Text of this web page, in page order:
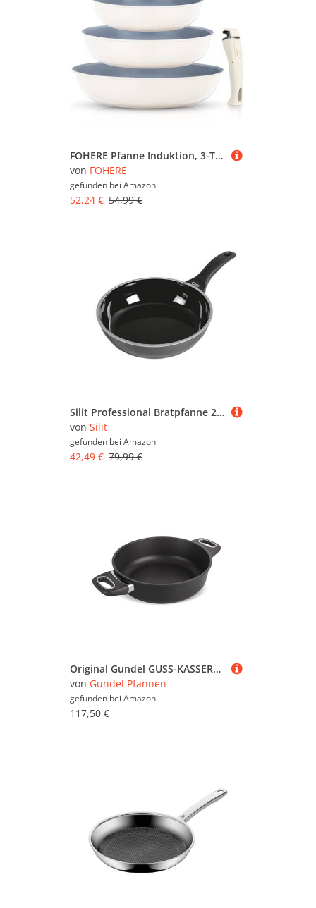
FOHERE Pfanne Induktion, 3-Teiliges Pfannenset Induktion mit abnehmbarem Griff, Bratpfanne 28/24/20 CM für alle Herdarten, Ceramic Antihaftbeschichtung Pfanne, Backofenfest, Spülmaschinenfest, Grau
von FOHERE
gefunden bei Amazon
52,24 € 54,99 €
Silit Professional Bratpfanne 24 cm hoch, Silargan Funktionskeramik, Induktion, Silargan Pfanne Kunststoffgriff, schwarz, 2,2l
von Silit
gefunden bei Amazon
42,49 € 79,99 €
Original Gundel GUSS-KASSEROLLE INDUKTION, Pfanne hoher Rand Ø 24 cm, Höhe 7,5 cm, BIOTAN-Oberfläche, backofenfeste Griffe
von Gundel Pfannen
gefunden bei Amazon
117,50 €